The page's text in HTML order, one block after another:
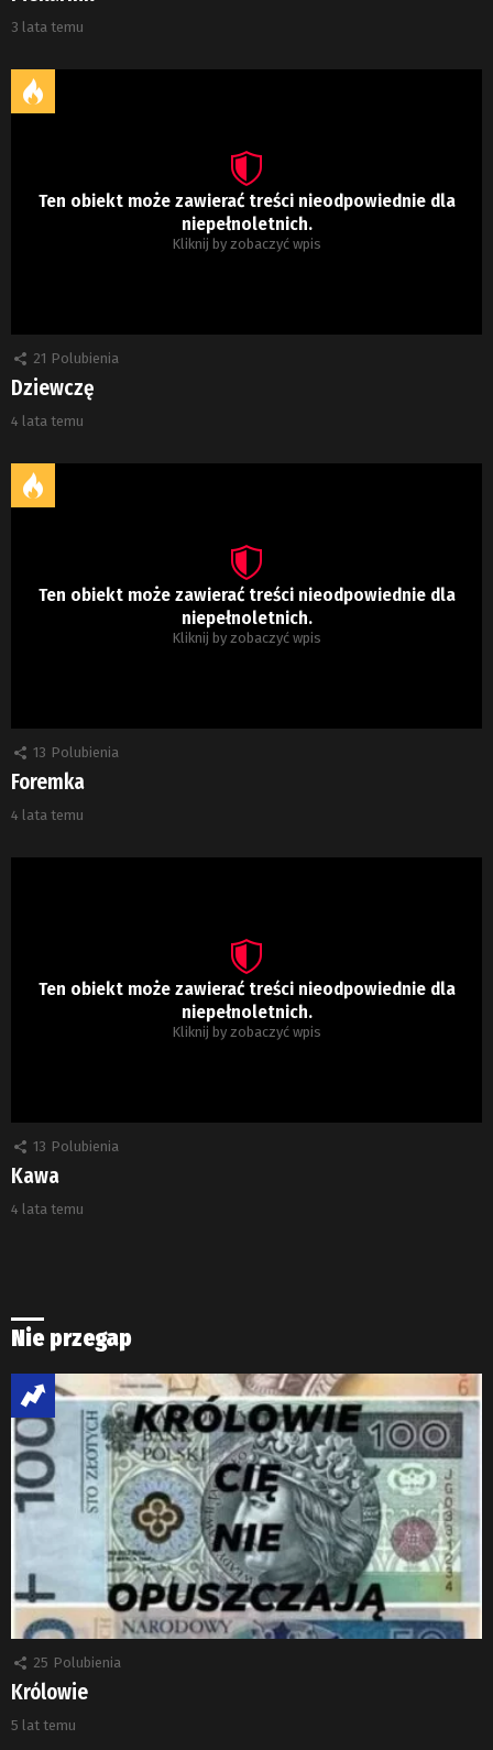
3 lata temu
Ten obiekt może zawierać treści nieodpowiednie dla
niepełnoletnich.
Kliknij by zobaczyć wpis
21 Polubienia
Dziewczę
4 lata temu
Ten obiekt może zawierać treści nieodpowiednie dla
niepełnoletnich.
Kliknij by zobaczyć wpis
13 Polubienia
Foremka
4 lata temu
Ten obiekt może zawierać treści nieodpowiednie dla
niepełnoletnich.
Kliknij by zobaczyć wpis
13 Polubienia
Kawa
4 lata temu
Nie przegap
25 Polubienia
Królowie
5 lat temu